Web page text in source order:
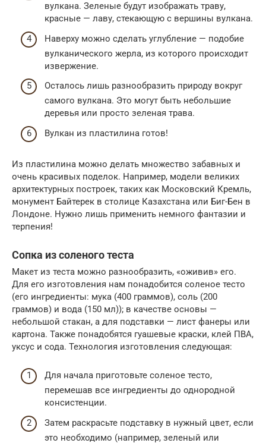
вулкана. Зеленые будут изображать траву,
красные — лаву, стекающую с вершины вулкана.
Наверху можно сделать углубление — подобие
вулканического жерла, из которого происходит
извержение.
Осталось лишь разнообразить природу вокруг
самого вулкана. Это могут быть небольшие
деревья или просто зеленая трава.
Вулкан из пластилина готов!
Из пластилина можно делать множество забавных и
очень красивых поделок. Например, модели великих
архитектурных построек, таких как Московский Кремль,
монумент Байтерек в столице Казахстана или Биг-Бен в
Лондоне. Нужно лишь применить немного фантазии и
терпения!
Сопка из соленого теста
Макет из теста можно разнообразить, «оживив» его.
Для его изготовления нам понадобится соленое тесто
(его ингредиенты: мука (400 граммов), соль (200
граммов) и вода (150 мл)); в качестве основы —
небольшой стакан, а для подставки — лист фанеры или
картона. Также понадобятся гуашевые краски, клей ПВА,
уксус и сода. Технология изготовления следующая:
Для начала приготовьте соленое тесто,
перемешав все ингредиенты до однородной
консистенции.
Затем раскрасьте подставку в нужный цвет, если
это необходимо (например, зеленый или